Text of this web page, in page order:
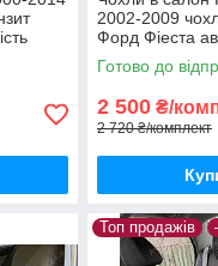
2002-2009
Форд Фіеста
Fiesta
Готово до
2 500 ₴/
2 720 ₴/комплект
Топ продажів